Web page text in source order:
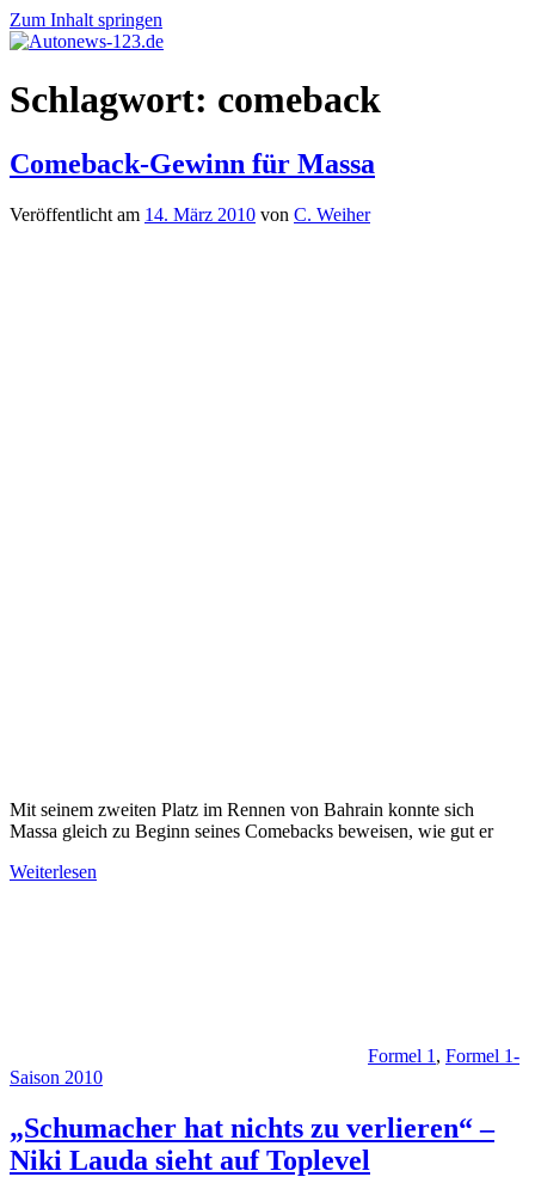
Zum Inhalt springen
Autonews-
123.de
Autonews
mit
Schlagwort: comeback
Comeback-Gewinn für Massa
Veröffentlicht am 14. März 2010 von C. Weiher
Mit seinem zweiten Platz im Rennen von Bahrain konnte sich
Massa gleich zu Beginn seines Comebacks beweisen, wie gut er
Weiterlesen
Formel 1 , Formel 1-
Saison 2010
„Schumacher hat nichts zu verlieren“ –
Niki Lauda sieht auf Toplevel